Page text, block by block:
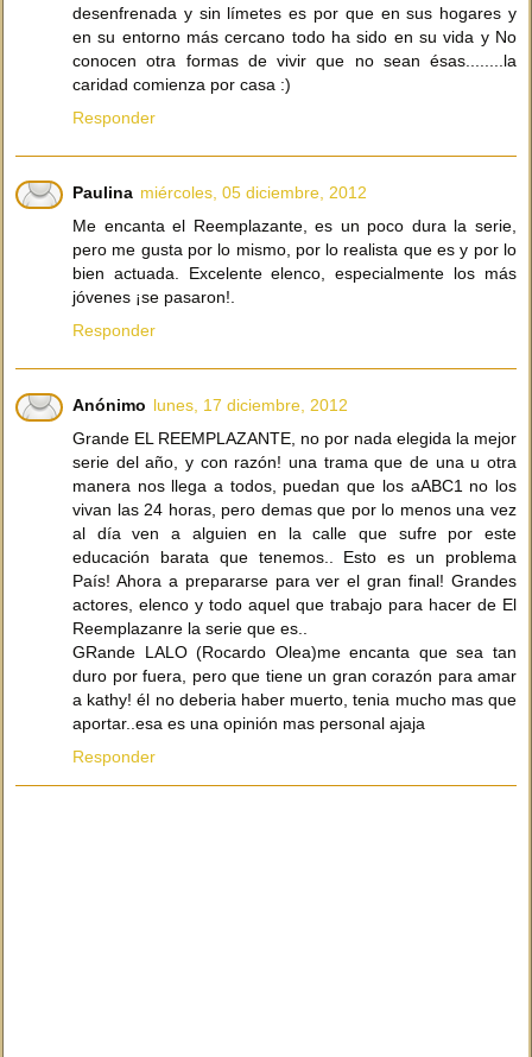
desenfrenada y sin límetes es por que en sus hogares y
en su entorno más cercano todo ha sido en su vida y No
conocen otra formas de vivir que no sean ésas........la
caridad comienza por casa :)
Responder
Paulina miércoles, 05 diciembre, 2012
Me encanta el Reemplazante, es un poco dura la serie,
pero me gusta por lo mismo, por lo realista que es y por lo
bien actuada. Excelente elenco, especialmente los más
jóvenes ¡se pasaron!.
Responder
Anónimo lunes, 17 diciembre, 2012
Grande EL REEMPLAZANTE, no por nada elegida la mejor
serie del año, y con razón! una trama que de una u otra
manera nos llega a todos, puedan que los aABC1 no los
vivan las 24 horas, pero demas que por lo menos una vez
al día ven a alguien en la calle que sufre por este
educación barata que tenemos.. Esto es un problema
País! Ahora a prepararse para ver el gran final! Grandes
actores, elenco y todo aquel que trabajo para hacer de El
Reemplazanre la serie que es..
GRande LALO (Rocardo Olea)me encanta que sea tan
duro por fuera, pero que tiene un gran corazón para amar
a kathy! él no deberia haber muerto, tenia mucho mas que
aportar..esa es una opinión mas personal ajaja
Responder